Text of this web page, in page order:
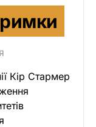
Кір Стармер